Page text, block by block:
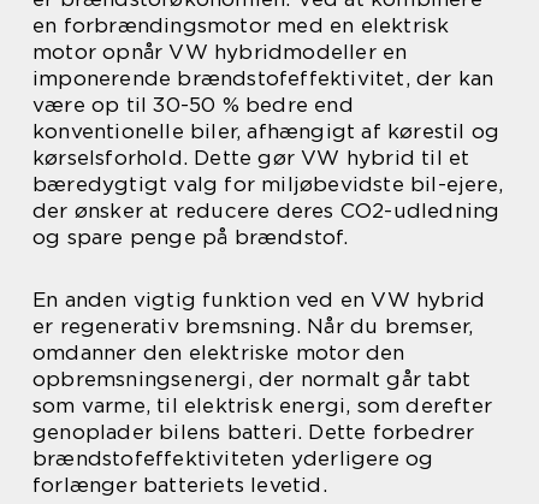
en forbrændingsmotor med en elektrisk
motor opnår VW hybridmodeller en
imponerende brændstofeffektivitet, der kan
være op til 30-50 % bedre end
konventionelle biler, afhængigt af kørestil og
kørselsforhold. Dette gør VW hybrid til et
bæredygtigt valg for miljøbevidste bil-ejere,
der ønsker at reducere deres CO2-udledning
og spare penge på brændstof.
En anden vigtig funktion ved en VW hybrid
er regenerativ bremsning. Når du bremser,
omdanner den elektriske motor den
opbremsningsenergi, der normalt går tabt
som varme, til elektrisk energi, som derefter
genoplader bilens batteri. Dette forbedrer
brændstofeffektiviteten yderligere og
forlænger batteriets levetid.